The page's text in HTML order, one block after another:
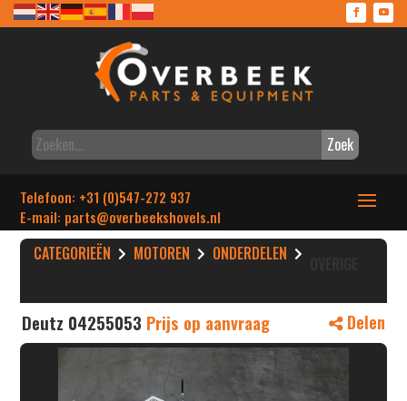
Zoek
Telefoon: +31 (0)547-272 937
E-mail: parts@overbeekshovels.nl
CATEGORIEËN MOTOREN ONDERDELEN
Deutz 04255053 Prijs op aanvraag Delen